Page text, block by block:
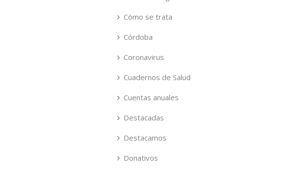
Cómo se trata
Córdoba
Coronavirus
Cuadernos de Salud
Cuentas anuales
Destacadas
Destacamos
Donativos